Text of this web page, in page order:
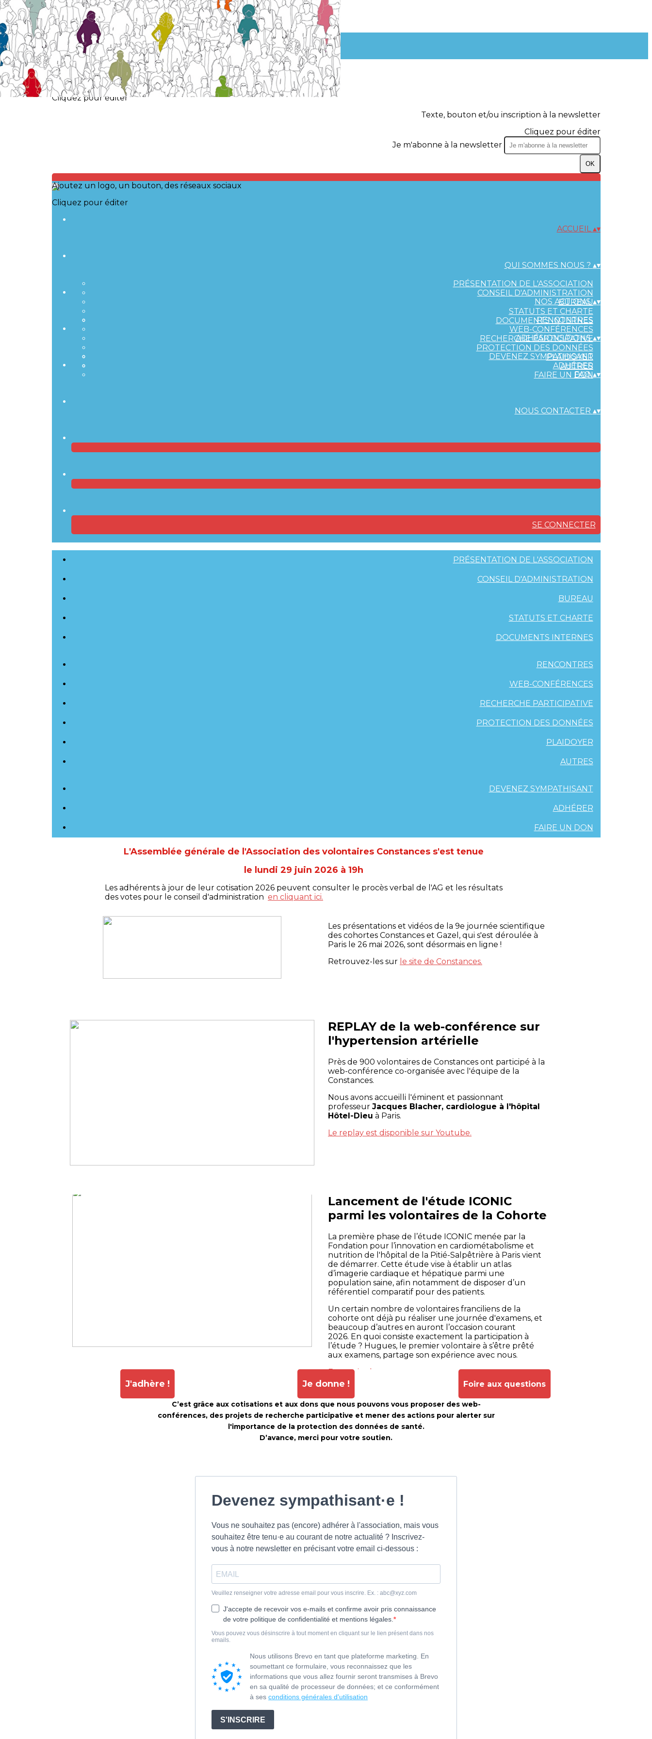
Exporter les lignes sélectionnées
Exporter toutes les colonnes
Exporter uniquement les colonnes affichées
Menu
?>
Images de la page d'accueil
Cliquez pour éditer
Texte, bouton et/ou inscription à la newsletter
Cliquez pour éditer
Je m'abonne à la newsletter
OK
Ajoutez un logo, un bouton, des réseaux sociaux
Cliquez pour éditer
ACCUEIL▴▾
QUI SOMMES NOUS ? ▴▾
PRÉSENTATION DE L'ASSOCIATION
CONSEIL D'ADMINISTRATION
BUREAU
STATUTS ET CHARTE
DOCUMENTS INTERNES
NOS ACTIONS▴▾
RENCONTRES
WEB-CONFÉRENCES
RECHERCHE PARTICIPATIVE
PROTECTION DES DONNÉES
PLAIDOYER
AUTRES
ADHÉSIONS/DONS▴▾
DEVENEZ SYMPATHISANT
ADHÉRER
FAIRE UN DON
FAQ▴▾
NOUS CONTACTER ▴▾
SE CONNECTER
PRÉSENTATION DE L'ASSOCIATION
CONSEIL D'ADMINISTRATION
BUREAU
STATUTS ET CHARTE
DOCUMENTS INTERNES
RENCONTRES
WEB-CONFÉRENCES
RECHERCHE PARTICIPATIVE
PROTECTION DES DONNÉES
PLAIDOYER
AUTRES
DEVENEZ SYMPATHISANT
ADHÉRER
FAIRE UN DON
L'Assemblée générale de l'Association des volontaires Constances s'est tenue
le lundi 29 juin 2026 à 19h
Les adhérents à jour de leur cotisation 2026 peuvent consulter le procès verbal de l'AG et les résultats
des votes pour le conseil d'administration en cliquant ici.
Les présentations et vidéos de la 9e journée scientifique
des cohortes Constances et Gazel, qui s'est déroulée à
Paris le 26 mai 2026, sont désormais en ligne !
Retrouvez-les sur le site de Constances.
REPLAY de la web-conférence sur
l'hypertension artérielle
Près de 900 volontaires de Constances ont participé à la
web-conférence co-organisée avec l'équipe de la
Constances.
Nous avons accueilli l'éminent et passionnant
professeur Jacques Blacher, cardiologue à l'hôpital
Hôtel-Dieu à Paris.
Le replay est disponible sur Youtube.
Lancement de l'étude ICONIC
parmi les volontaires de la Cohorte
La première phase de l’étude ICONIC menée par la
Fondation pour l’innovation en cardiométabolisme et
nutrition de l'hôpital de la Pitié-Salpêtrière à Paris vient
de démarrer. Cette étude vise à établir un atlas
d’imagerie cardiaque et hépatique parmi une
population saine, afin notamment de disposer d’un
référentiel comparatif pour des patients.
Un certain nombre de volontaires franciliens de la
cohorte ont déjà pu réaliser une journée d'examens, et
beaucoup d’autres en auront l’occasion courant
2026. En quoi consiste exactement la participation à
l’étude ? Hugues, le premier volontaire à s’être prêté
aux examens, partage son expérience avec nous.
En savoir plus.
J'adhère ! Je donne ! Foire aux questions
C’est grâce aux cotisations et aux dons que nous pouvons vous proposer des web-
conférences, des projets de recherche participative et mener des actions pour alerter sur
l'importance de la protection des données de santé.
D’avance, merci pour votre soutien.